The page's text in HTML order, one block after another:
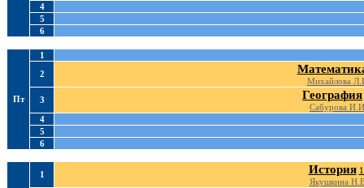
4
5
6
Пт
1
2
Михайлова
3
География
Сабурова
4
5
6
1 История
Якушкина